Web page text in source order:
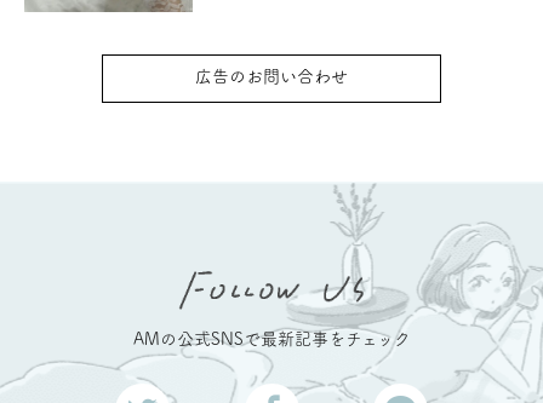
広告のお問い合わせ
AMの公式SNSで最新記事をチェック